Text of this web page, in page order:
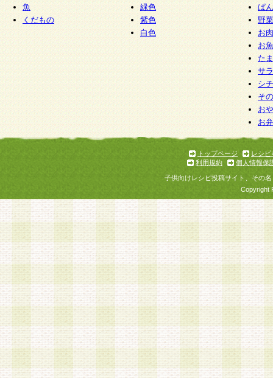
魚
くだもの
緑色
紫色
白色
ぱん
野
お
お
た
サ
シ
そ
お
お
トップページ
レシピ
利用規約
個人情報保
子供向けレシピ投稿サイト、その
Copyright